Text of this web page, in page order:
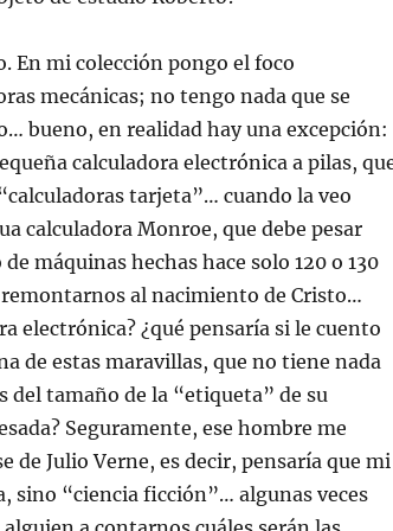
En mi colección pongo el foco
mecánicas; no tengo nada que se
bueno, en realidad hay una excepción:
calculadora electrónica a pilas,
tarjeta”… cuando la veo
calculadora Monroe, que debe pesar
máquinas hechas hace solo 120 o 130
al nacimiento de Cristo…
electrónica? ¿qué pensaría si le cuento
de estas maravillas, que no tiene nada
del tamaño de la “etiqueta” de su
Seguramente, ese hombre me
de Julio Verne, es decir, pensaría que mi
sino “ciencia ficción”… algunas veces